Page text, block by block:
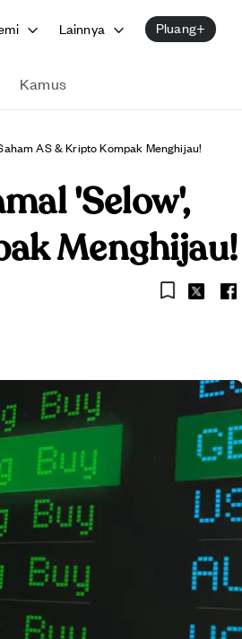
Lainnya Pluang+
Kamus
AS & Kripto Kompak Menghijau!
'Selow',
Menghijau!